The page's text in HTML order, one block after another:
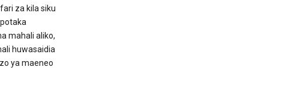
za kila siku
mahali aliko,
huwasaidia
ya maeneo